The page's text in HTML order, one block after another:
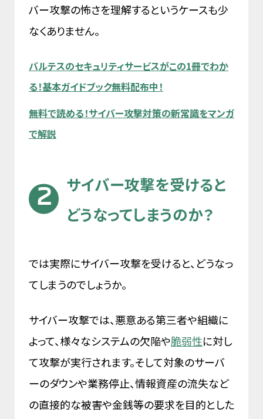
バー攻撃の怖さを理解するというケースも少
なくありません。
バルテスのセキュリティサービスがこの1冊でわか
る！基本ガイドブック無料配布中！
無料で読める！サイバー攻撃対策の新常識をマンガ
で解説
サイバー攻撃を受けると
どうなってしまうのか？
では実際にサイバー攻撃を受けると、どうなっ
てしまうのでしょうか。
サイバー攻撃では、悪意ある第三者や組織に
よって、様々なシステムの欠陥や脆弱性に対し
て攻撃が実行されます。そして対象のサーバ
ーのダウンや業務停止、情報資産の流失など
の直接的な被害や金銭等の要求を目的とした